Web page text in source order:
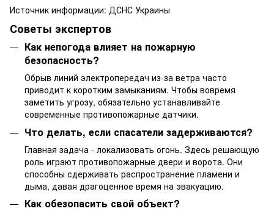
Источник информации: ДСНС Украины
Советы экспертов
Как непогода влияет на пожарную
безопасность?
Обрыв линий электропередач из-за ветра часто
приводит к коротким замыканиям. Чтобы вовремя
заметить угрозу, обязательно устанавливайте
современные противопожарные датчики.
Что делать, если спасатели задерживаются?
Главная задача - локализовать огонь. Здесь решающую
роль играют противопожарные двери и ворота. Они
способны сдерживать распространение пламени и
дыма, давая драгоценное время на эвакуацию.
Как обезопасить свой объект?